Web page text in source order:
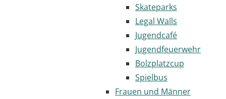
Skateparks
Legal Walls
Jugendcafé
Jugendfeuerwehr
Bolzplatzcup
Spielbus
Frauen und Männer